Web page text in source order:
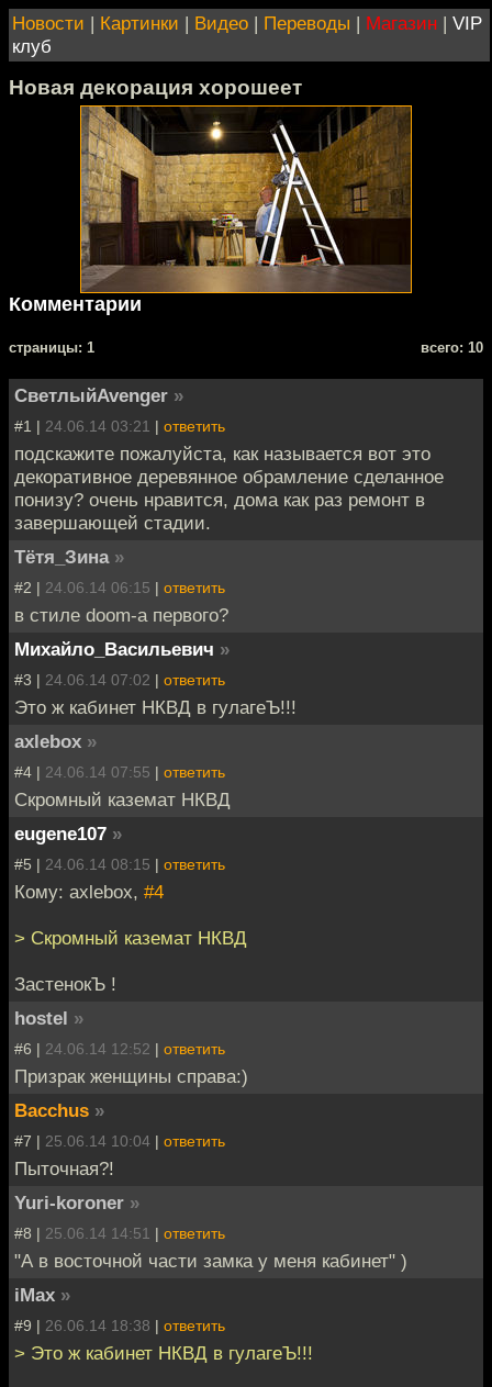
Новости | Картинки | Видео | Переводы | Магазин | VIP
клуб
Новая декорация хорошеет
Комментарии
cтраницы: 1 всего: 10
СветлыйAvenger »
#1 | 24.06.14 03:21 | ответить
подскажите пожалуйста, как называется вот это
декоративное деревянное обрамление сделанное
понизу? очень нравится, дома как раз ремонт в
завершающей стадии.
Тётя_Зина »
#2 | 24.06.14 06:15 | ответить
в стиле doom-а первого?
Михайло_Васильевич »
#3 | 24.06.14 07:02 | ответить
Это ж кабинет НКВД в гулагеЪ!!!
axlebox »
#4 | 24.06.14 07:55 | ответить
Скромный каземат НКВД
eugene107 »
#5 | 24.06.14 08:15 | ответить
Кому: axlebox, #4
> Скромный каземат НКВД
ЗастенокЪ !
hostel »
#6 | 24.06.14 12:52 | ответить
Призрак женщины справа:)
Bacchus »
#7 | 25.06.14 10:04 | ответить
Пыточная?!
Yuri-koroner »
#8 | 25.06.14 14:51 | ответить
"А в восточной части замка у меня кабинет" )
iMax »
#9 | 26.06.14 18:38 | ответить
> Это ж кабинет НКВД в гулагеЪ!!!